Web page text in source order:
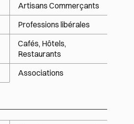
Artisans Commerçants
Professions libérales
Cafés, Hôtels,
Restaurants
Associations